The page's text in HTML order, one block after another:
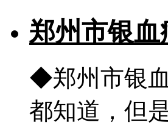
郑州市银
◆郑州市银
都知道，但